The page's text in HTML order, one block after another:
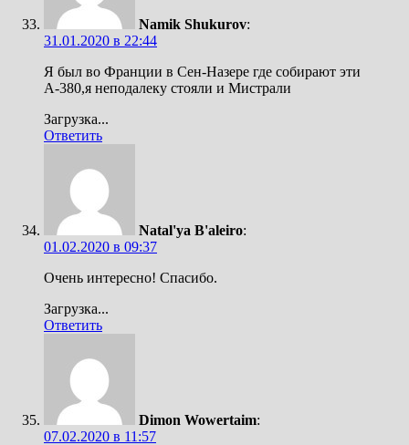
Namik Shukurov:
31.01.2020 в 22:44
Я был во Франции в Сен-Назере где собирают эти
А-380,я неподалеку стояли и Мистрали
Загрузка...
Ответить
Natal'ya B'aleiro:
01.02.2020 в 09:37
Очень интересно! Спасибо.
Загрузка...
Ответить
Dimon Wowertaim:
07.02.2020 в 11:57